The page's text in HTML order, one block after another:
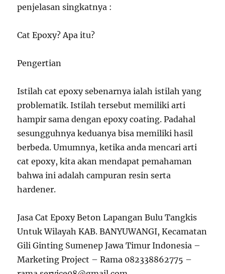
penjelasan singkatnya :
Cat Epoxy? Apa itu?
Pengertian
Istilah cat epoxy sebenarnya ialah istilah yang
problematik. Istilah tersebut memiliki arti
hampir sama dengan epoxy coating. Padahal
sesungguhnya keduanya bisa memiliki hasil
berbeda. Umumnya, ketika anda mencari arti
cat epoxy, kita akan mendapat pemahaman
bahwa ini adalah campuran resin serta
hardener.
Jasa Cat Epoxy Beton Lapangan Bulu Tangkis
Untuk Wilayah KAB. BANYUWANGI, Kecamatan
Gili Ginting Sumenep Jawa Timur Indonesia –
Marketing Project – Rama 082338862775 –